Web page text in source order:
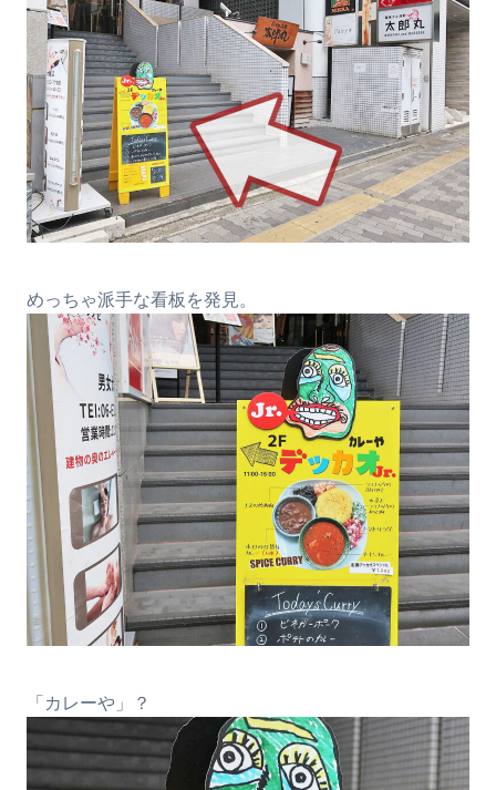
めっちゃ派手な看板を発見。
「カレーや」？